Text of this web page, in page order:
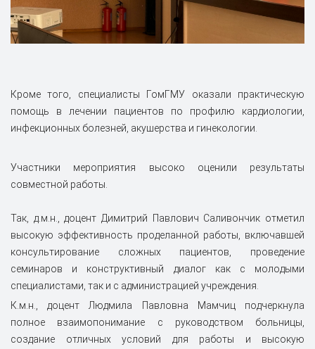
Кроме того, специалисты ГомГМУ оказали практическую
помощь в лечении пациентов по профилю кардиологии,
инфекционных болезней, акушерства и гинекологии.
Участники мероприятия высоко оценили результаты
совместной работы.
Так, д.м.н., доцент Димитрий Павлович Саливончик отметил
высокую эффективность проделанной работы, включавшей
консультирование сложных пациентов, проведение
семинаров и конструктивный диалог как с молодыми
специалистами, так и с администрацией учреждения.
К.м.н., доцент Людмила Павловна Мамчиц подчеркнула
полное взаимопонимание с руководством больницы,
создание отличных условий для работы и высокую